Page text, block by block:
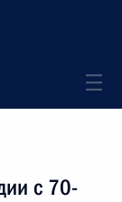
с 70-